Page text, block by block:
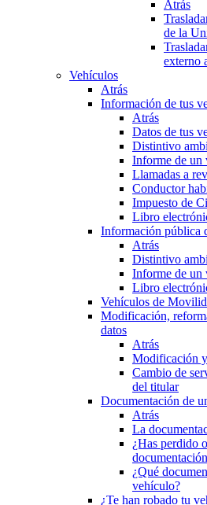
Atrás
de la
externo
Vehículos
Atrás
Información de tus
Atrás
Datos de tus
Distintivo
Informe de un
Llamadas a
Conductor
Impuesto de
Libro
Información pública
Atrás
Distintivo
Informe de un
Libro
Vehículos de
Modificación,
datos
Atrás
Modificación
Cambio de
del titular
Documentación de
Atrás
La
¿Has perdido
¿Qué
vehículo?
¿Te han robado tu